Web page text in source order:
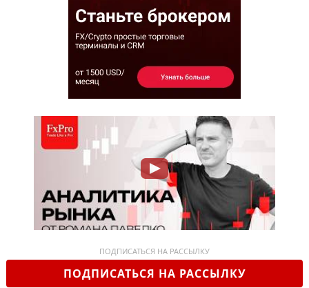
ПОДПИСАТЬСЯ НА РАССЫЛКУ
ПОДПИСАТЬСЯ НА РАССЫЛКУ